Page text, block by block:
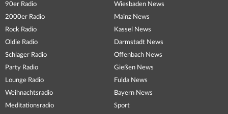
90er Radio
2000er Radio
Rock Radio
Oldie Radio
Schlager Radio
Party Radio
Lounge Radio
Weihnachtsradio
Meditationsradio
Wiesbaden News
Mainz News
Kassel News
Darmstadt News
Offenbach News
Gießen News
Fulda News
Bayern News
Sport